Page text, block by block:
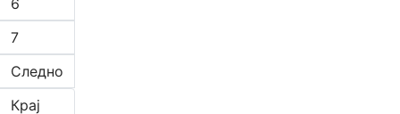
7
Следно
Крај